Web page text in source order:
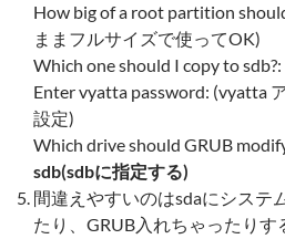
How big of a root partition
ままフルサイズで使ってOK)
Which one should I copy to
Enter vyatta password: (vyatta
設定)
Which drive should GRUB
sdb(sdbに指定する)
間違えやすいのはsdaにシステ
たり、GRUB入れちゃったり